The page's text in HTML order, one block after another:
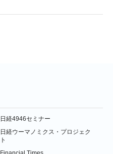
日経4946セミナー
日経ウーマノミクス・プロジェク
ト